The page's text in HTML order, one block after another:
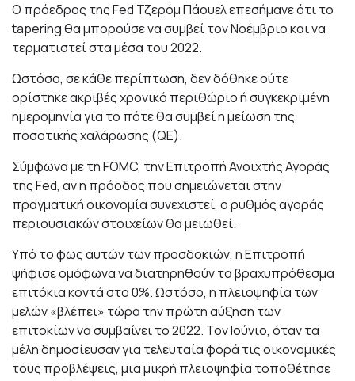
Ο πρόεδρος της Fed Τζερόμ Πάουελ επεσήμανε ότι το
tapering θα μπορούσε να συμβεί τον Νοέμβριο και να
τερματιστεί στα μέσα του 2022.
Ωστόσο, σε κάθε περίπτωση, δεν δόθηκε ούτε
ορίστηκε ακριβές χρονικό περιθώριο ή συγκεκριμένη
ημερομηνία για το πότε θα συμβεί η μείωση της
ποσοτικής χαλάρωσης (QE).
Σύμφωνα με τη FOMC, την Επιτροπή Ανοιχτής Αγοράς
της Fed, αν η πρόοδος που σημειώνεται στην
πραγματική οικονομία συνεχιστεί, o ρυθμός αγοράς
περιουσιακών στοιχείων θα μειωθεί.
Υπό το φως αυτών των προσδοκιών, η Επιτροπή
ψήφισε ομόφωνα να διατηρηθούν τα βραχυπρόθεσμα
επιτόκια κοντά στο 0%. Ωστόσο, η πλειοψηφία των
μελών «βλέπει» τώρα την πρώτη αύξηση των
επιτοκίων να συμβαίνει το 2022. Τον Ιούνιο, όταν τα
μέλη δημοσίευσαν για τελευταία φορά τις οικονομικές
τους προβλέψεις, μια μικρή πλειοψηφία τοποθέτησε